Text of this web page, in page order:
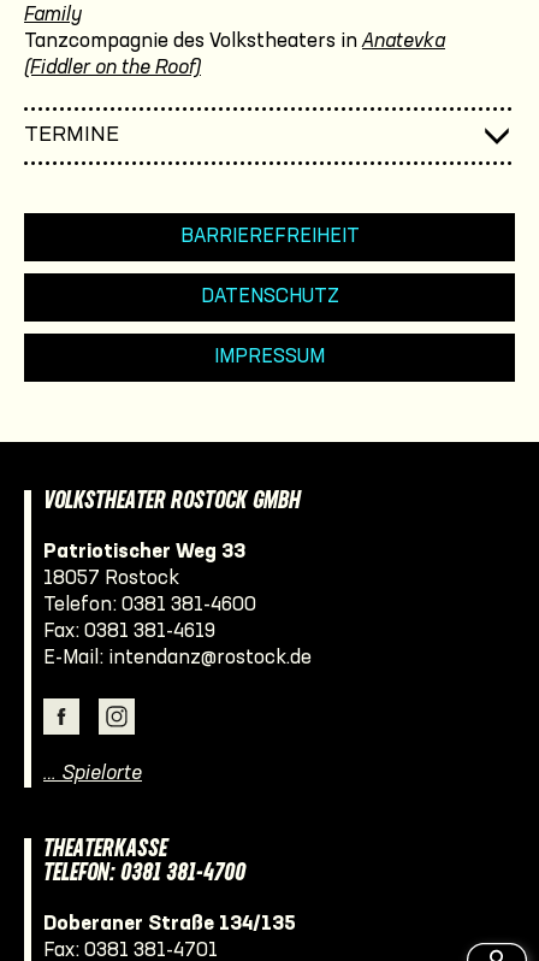
Family
Tanzcompagnie des Volkstheaters in Anatevka
(Fiddler on the Roof)
TERMINE
BARRIEREFREIHEIT
DATENSCHUTZ
IMPRESSUM
VOLKSTHEATER ROSTOCK GMBH
Patriotischer Weg 33
18057 Rostock
Telefon: 0381 381-4600
Fax: 0381 381-4619
E-Mail: intendanz@rostock.de
… Spielorte
THEATERKASSE
TELEFON: 0381 381-4700
Doberaner Straße 134/135
Fax: 0381 381-4701